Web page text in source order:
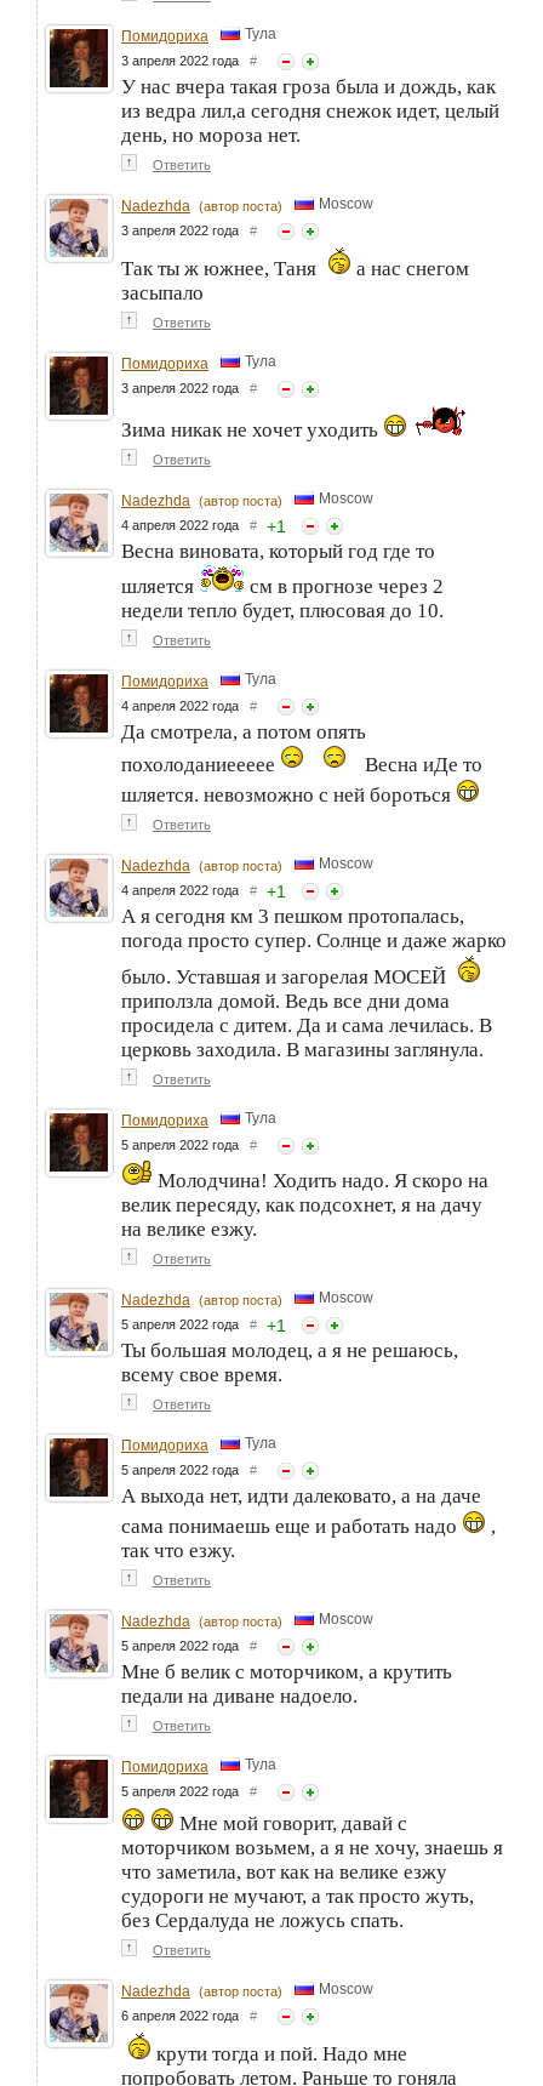
Помидориха Тула
3 апреля 2022 года #
У нас вчера такая гроза была и дождь, как
из ведра лил,а сегодня снежок идет, целый
день, но мороза нет.
↑ Ответить
Nadezhda (автор поста) Moscow
3 апреля 2022 года #
Так ты ж южнее, Таня
а нас снегом
засыпало
↑ Ответить
Помидориха Тула
3 апреля 2022 года #
Зима никак не хочет уходить
↑ Ответить
Nadezhda (автор поста) Moscow
4 апреля 2022 года # +1
Весна виновата, который год где то
шляется
см в прогнозе через 2
недели тепло будет, плюсовая до 10.
↑ Ответить
Помидориха Тула
4 апреля 2022 года #
Да смотрела, а потом опять
похолоданиеееее
Весна иДе то
шляется. невозможно с ней бороться
↑ Ответить
Nadezhda (автор поста) Moscow
4 апреля 2022 года # +1
А я сегодня км 3 пешком протопалась,
погода просто супер. Солнце и даже жарко
было. Уставшая и загорелая МОСЕЙ
приползла домой. Ведь все дни дома
просидела с дитем. Да и сама лечилась. В
церковь заходила. В магазины заглянула.
↑ Ответить
Помидориха Тула
5 апреля 2022 года #
Молодчина! Ходить надо. Я скоро на
велик пересяду, как подсохнет, я на дачу
на велике езжу.
↑ Ответить
Nadezhda (автор поста) Moscow
5 апреля 2022 года # +1
Ты большая молодец, а я не решаюсь,
всему свое время.
↑ Ответить
Помидориха Тула
5 апреля 2022 года #
А выхода нет, идти далековато, а на даче
сама понимаешь еще и работать надо
,
так что езжу.
↑ Ответить
Nadezhda (автор поста) Moscow
5 апреля 2022 года #
Мне б велик с моторчиком, а крутить
педали на диване надоело.
↑ Ответить
Помидориха Тула
5 апреля 2022 года #
Мне мой говорит, давай с
моторчиком возьмем, а я не хочу, знаешь я
что заметила, вот как на велике езжу
судороги не мучают, а так просто жуть,
без Сердалуда не ложусь спать.
↑ Ответить
Nadezhda (автор поста) Moscow
6 апреля 2022 года #
крути тогда и пой. Надо мне
попробовать летом. Раньше то гоняла